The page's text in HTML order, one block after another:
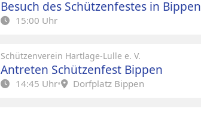
Besuch des Schützenfestes in Bippen
15:00 Uhr
Schützenverein Hartlage-Lulle e. V.
Antreten Schützenfest Bippen
14:45 Uhr• Dorfplatz Bippen